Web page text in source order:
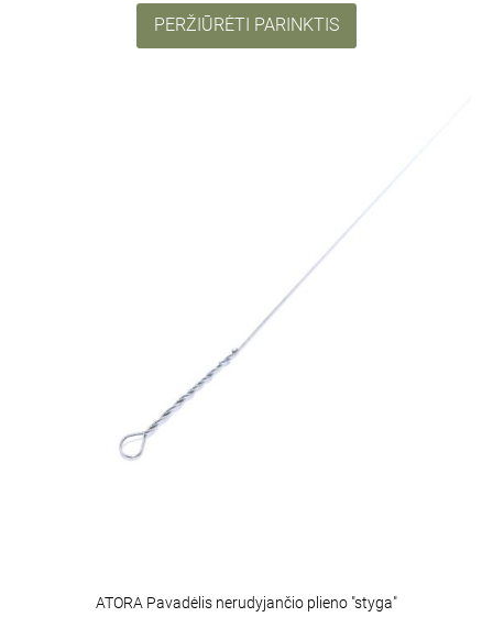
PERŽIŪRĖTI PARINKTIS
ATORA Pavadėlis nerudyjančio plieno "styga"